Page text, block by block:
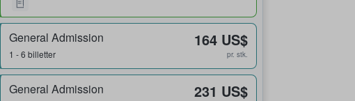
General Admission
1 - 6 billetter
164 US$
pr. stk.
General Admission 231 US$